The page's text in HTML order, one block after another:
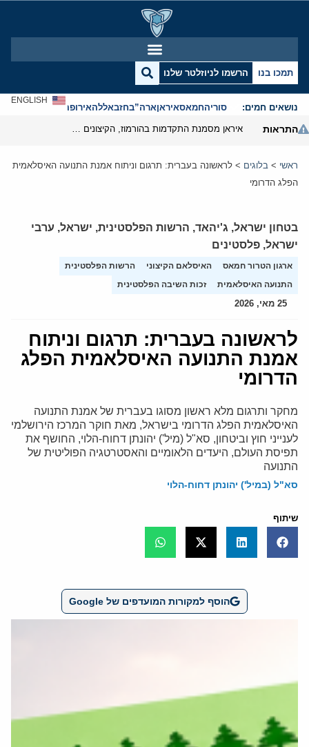
תמכו בנו הרשמו לניוזלטר שלנו
נושאים חמים: סוריהחמאסאיראןארה”בחזבאללהאירופהאנטישמיות
ENGLISH
התראות
ראשי > בלוגים > לראשונה בעברית: תרגום וניתוח אמנת התנועה האיסלאמית
הפלג הדרומי
בטחון ישראל, ג'יהאד, הרשות הפלסטינית, ישראל, ערבי
ישראל, פלסטינים
ארגון הטרור חמאס האיסלאם הקיצוני
הרשות הפלסטינית
התנועה האיסלאמית
זכות השיבה הפלסטינית
25 מאי, 2026
לראשונה בעברית: תרגום וניתוח
אמנת התנועה האיסלאמית הפלג
הדרומי
מחקר ותרגום מלא ראשון מסוגו בעברית של אמנת התנועה
האיסלאמית הפלג הדרומי בישראל, מאת חוקר המרכז הירושלמי
לענייני חוץ וביטחון, סא"ל (מיל') יהונתן דחוח-הלוי, החושף את
תפיסת העולם, היעדים הלאומיים והאסטרטגיה הפוליטית של
התנועה
סא"ל (במיל') יהונתן דחוח-הלוי
שיתוף
הוסף למקורות המועדפים של Google